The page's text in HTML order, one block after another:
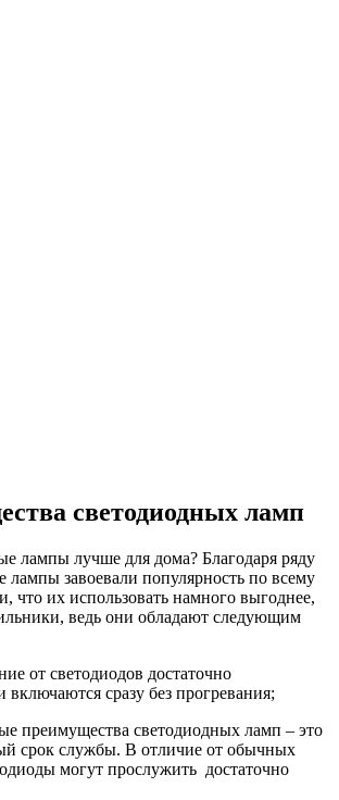
светодиодных ламп
лампы лучше для дома? Благодаря ряду
лампы завоевали популярность по всему
что их использовать намного выгоднее,
ведь они обладают следующим
достаточно
включаются сразу без прогревания;
светодиодных ламп – это
срок службы. В отличие от обычных
могут прослужить достаточно